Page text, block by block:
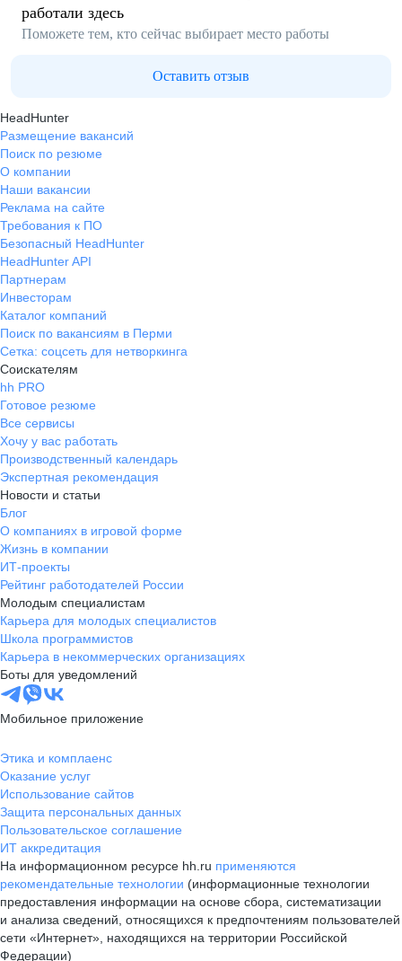
работали здесь
Поможете тем, кто сейчас выбирает место работы
Оставить отзыв
HeadHunter
Размещение вакансий
Поиск по резюме
О компании
Наши вакансии
Реклама на сайте
Требования к ПО
Безопасный HeadHunter
HeadHunter API
Партнерам
Инвесторам
Каталог компаний
Поиск по вакансиям в Перми
Сетка: соцсеть для нетворкинга
Соискателям
hh PRO
Готовое резюме
Все сервисы
Хочу у вас работать
Производственный календарь
Экспертная рекомендация
Новости и статьи
Блог
О компаниях в игровой форме
Жизнь в компании
ИТ-проекты
Рейтинг работодателей России
Молодым специалистам
Карьера для молодых специалистов
Школа программистов
Карьера в некоммерческих организациях
Боты для уведомлений
Мобильное приложение
Этика и комплаенс
Оказание услуг
Использование сайтов
Защита персональных данных
Пользовательское соглашение
ИТ аккредитация
На информационном ресурсе hh.ru применяются
рекомендательные технологии (информационные технологии
предоставления информации на основе сбора, систематизации
и анализа сведений, относящихся к предпочтениям пользователей
сети «Интернет», находящихся на территории Российской
Федерации)